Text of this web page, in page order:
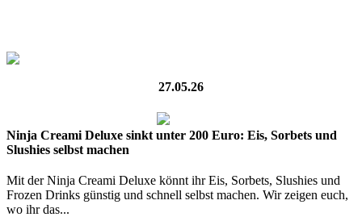
27.05.26
Ninja Creami Deluxe sinkt unter 200 Euro: Eis, Sorbets und
Slushies selbst machen
Mit der Ninja Creami Deluxe könnt ihr Eis, Sorbets, Slushies und
Frozen Drinks günstig und schnell selbst machen. Wir zeigen euch,
wo ihr das...